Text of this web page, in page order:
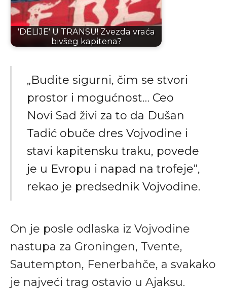
'DELIJE' U TRANSU! Zvezda vraća
bivšeg kapitena?
„Budite sigurni, čim se stvori
prostor i mogućnost… Ceo
Novi Sad živi za to da Dušan
Tadić obuče dres Vojvodine i
stavi kapitensku traku, povede
je u Evropu i napad na trofeje“,
rekao je predsednik Vojvodine.
On je posle odlaska iz Vojvodine
nastupa za Groningen, Tvente,
Sautempton, Fenerbahče, a svakako
je najveći trag ostavio u Ajaksu.